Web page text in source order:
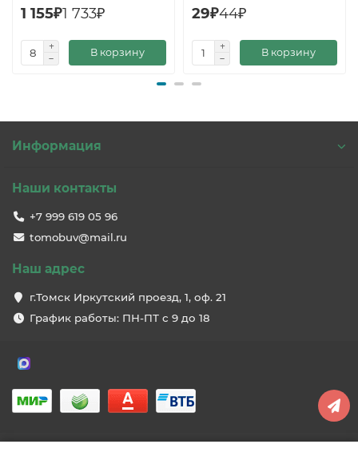
1 155₽1 733₽
В корзину
29₽44₽
В корзину
Информация
Наши контакты
+7 999 619 05 96
tomobuv@mail.ru
Наш адрес
г.Томск Иркутский проезд, 1, оф. 21
График работы: ПН-ПТ с 9 до 18